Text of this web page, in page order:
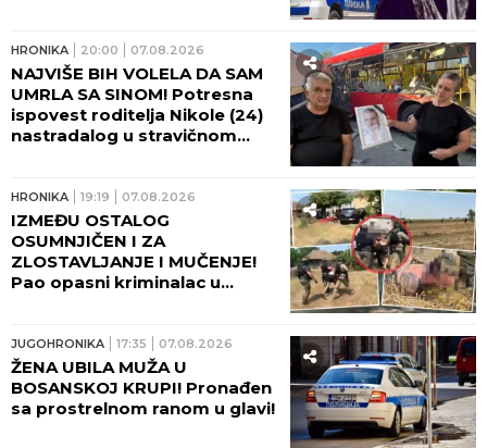
HRONIKA 20:00 07.08.2026
NAJVIŠE BIH VOLELA DA SAM
UMRLA SA SINOM! Potresna
ispovest roditelja Nikole (24)
nastradalog u stravičnom
HRONIKA 19:19 07.08.2026
IZMEĐU OSTALOG
OSUMNJIČEN I ZA
ZLOSTAVLJANJE I MUČENJE!
Pao opasni kriminalac u
mogao da makne! (FOTO,
VIDEO)
JUGOHRONIKA 17:35 07.08.2026
ŽENA UBILA MUŽA U
BOSANSKOJ KRUPI! Pronađen
sa prostrelnom ranom u glavi!